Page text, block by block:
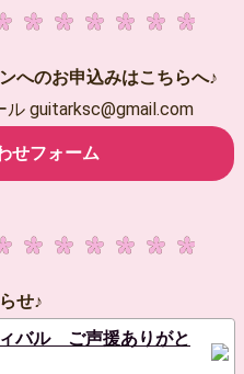
へのお申込みはこちらへ♪
guitarksc@gmail.com
せフォーム
せ♪
バル ご声援ありがと